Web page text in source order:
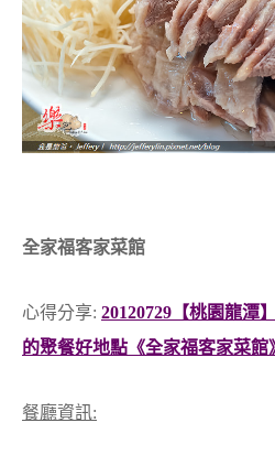
全家福客家菜館
心得分享: 20120729【桃園龍潭
的聚餐好地點《全家福客家菜館
餐廳資訊: